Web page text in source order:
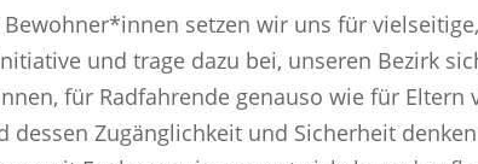
setzen wir uns für
und trage dazu bei, unseren Bezirk
für Radfahrende genauso wie für
dessen Zugänglichkeit und Sicherheit